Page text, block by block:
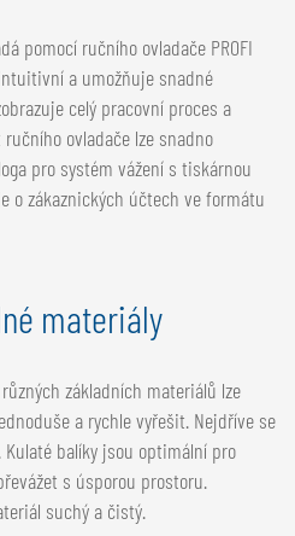
pomocí ručního ovladače PROFI
a umožňuje snadné
celý pracovní proces a
ovladače lze snadno
pro systém vážení s tiskárnou
o zákaznických účtech ve formátu
materiály
základních materiálů lze
a rychle vyřešit. Nejdříve se
balíky jsou optimální pro
s úsporou prostoru.
suchý a čistý.